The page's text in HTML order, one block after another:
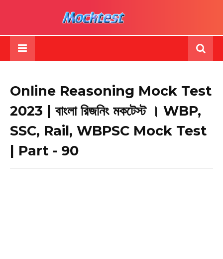
Online Reasoning Mock Test
2023 | বাংলা রিজনিং মকটেস্ট । WBP,
SSC, Rail, WBPSC Mock Test
| Part - 90